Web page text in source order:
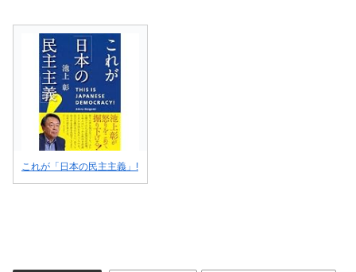
これが「日本の民主主義」!